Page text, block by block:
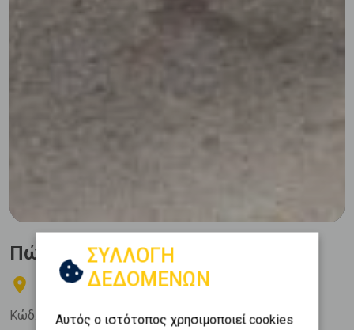
Πώληση, Οικόπεδο, Οικιστικό
ΑΓΙΑ ΒΑΡΒΑΡΑ - Λοιμωδών
Κώδ. Ακινήτου:266634
ΣΥΛΛΟΓΗ
ΔΕΔΟΜΕΝΩΝ
Αυτός ο ιστότοπος χρησιμοποιεί cookies